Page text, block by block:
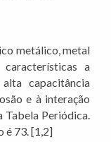
metálico, metal
a
capacitância
e à interação
Tabela Periódica.
é 73. [1,2]